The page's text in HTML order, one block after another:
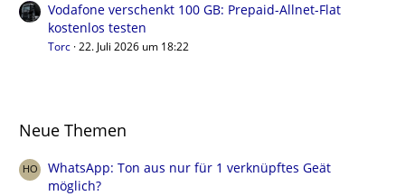
Vodafone verschenkt 100 GB: Prepaid-Allnet-Flat
kostenlos testen
Torc 22. Juli 2026 um 18:22
Neue Themen
WhatsApp: Ton aus nur für 1 verknüpftes Geät
möglich?